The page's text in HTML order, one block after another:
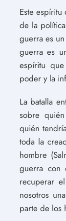
Este
de la
guerra es
guerra es
espíritu
poder y la
La batalla
sobre
quién
toda la
hombre
guerra con
recuperar
nosotros
parte de los